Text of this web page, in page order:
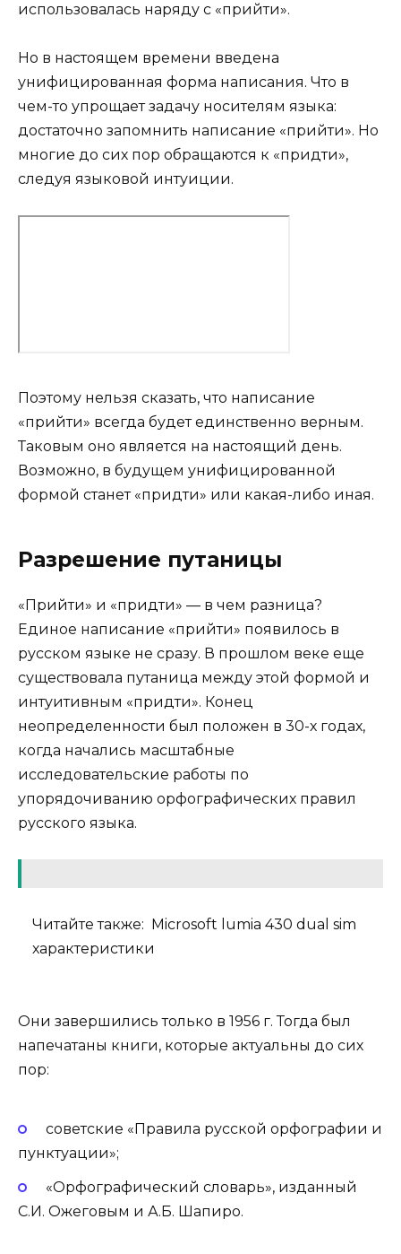
использовалась наряду с «прийти».
Но в настоящем времени введена
унифицированная форма написания. Что в
чем-то упрощает задачу носителям языка:
достаточно запомнить написание «прийти». Но
многие до сих пор обращаются к «придти»,
следуя языковой интуиции.
Поэтому нельзя сказать, что написание
«прийти» всегда будет единственно верным.
Таковым оно является на настоящий день.
Возможно, в будущем унифицированной
формой станет «придти» или какая-либо иная.
Разрешение путаницы
«Прийти» и «придти» — в чем разница?
Единое написание «прийти» появилось в
русском языке не сразу. В прошлом веке еще
существовала путаница между этой формой и
интуитивным «придти». Конец
неопределенности был положен в 30-х годах,
когда начались масштабные
исследовательские работы по
упорядочиванию орфографических правил
русского языка.
Читайте также: Microsoft lumia 430 dual sim
характеристики
Они завершились только в 1956 г. Тогда был
напечатаны книги, которые актуальны до сих
пор:
советские «Правила русской орфографии и
пунктуации»;
«Орфографический словарь», изданный
С.И. Ожеговым и А.Б. Шапиро.